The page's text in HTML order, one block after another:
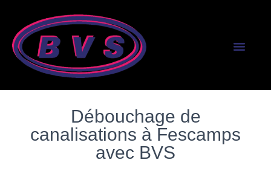
Débouchage de
canalisations à Fescamps
avec BVS